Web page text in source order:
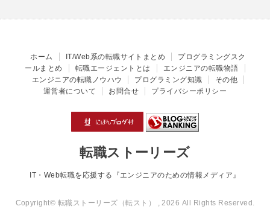
ホーム IT/Web系の転職サイトまとめ
プログラミングスク
ールまとめ
転職エージェントとは
エンジニアの転職物語
エンジニアの転職ノウハウ
プログラミング知識
その他
運営者について
お問合せ プライバシーポリシー
転職ストーリーズ
IT・Web転職を応援する『エンジニアのための情報メディア』
Copyright© 転職ストーリーズ（転スト） , 2026 All Rights Reserved.